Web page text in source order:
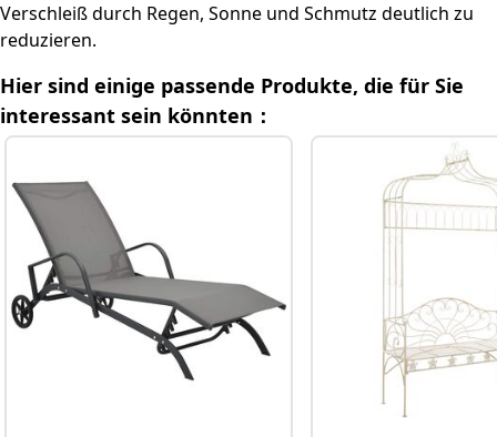
Weitere hilfreiche Fragen
Relevante Kategorielinks
Verschleiß durch Regen, Sonne und Schmutz deutlich zu
reduzieren.
Hier sind einige passende Produkte, die für Sie
interessant sein könnten：